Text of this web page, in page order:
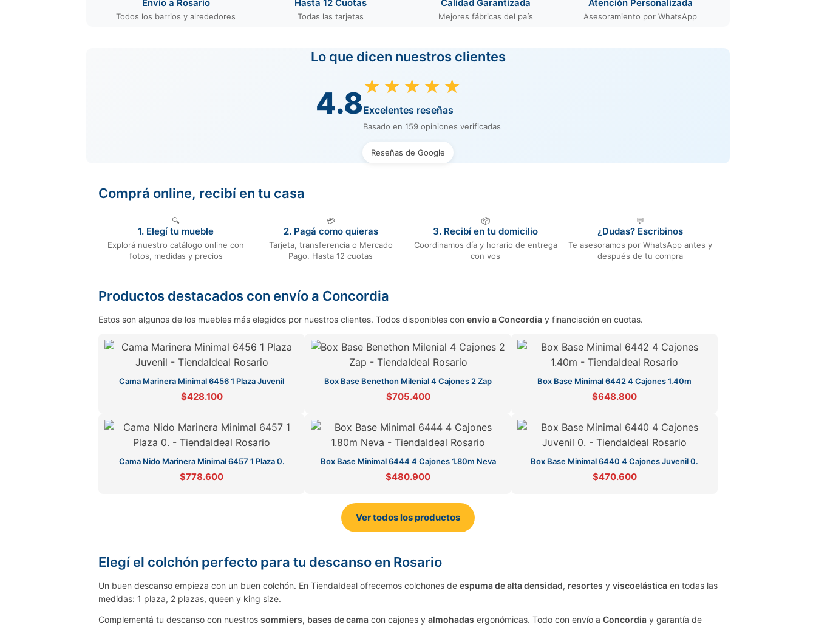
Envío a Rosario
Todos los barrios y alrededores
Hasta 12 Cuotas
Todas las tarjetas
Calidad Garantizada
Mejores fábricas del país
Atención Personalizada
Asesoramiento por WhatsApp
Lo que dicen nuestros clientes
4.8★★★★★
Excelentes reseñas
Basado en 159 opiniones verificadas
Reseñas de Google
Comprá online, recibí en tu casa
🔍
1. Elegí tu mueble
Explorá nuestro catálogo online con
fotos, medidas y precios
💳
2. Pagá como quieras
Tarjeta, transferencia o Mercado
Pago. Hasta 12 cuotas
📦
3. Recibí en tu domicilio
Coordinamos día y horario de entrega
con vos
💬
¿Dudas? Escribinos
Te asesoramos por WhatsApp antes y
después de tu compra
Productos destacados con envío a Concordia
Estos son algunos de los muebles más elegidos por nuestros clientes. Todos disponibles con envío a Concordia y financiación en cuotas.
Cama Marinera Minimal 6456 1 Plaza Juvenil
$428.100
Box Base Benethon Milenial 4 Cajones 2 Zap
$705.400
Box Base Minimal 6442 4 Cajones 1.40m
$648.800
Cama Nido Marinera Minimal 6457 1 Plaza 0.
$778.600
Box Base Minimal 6444 4 Cajones 1.80m Neva
$480.900
Box Base Minimal 6440 4 Cajones Juvenil 0.
$470.600
Ver todos los productos
Elegí el colchón perfecto para tu descanso en Rosario
Un buen descanso empieza con un buen colchón. En TiendaIdeal ofrecemos colchones de espuma de alta densidad, resortes y viscoelástica en todas las
medidas: 1 plaza, 2 plazas, queen y king size.
Complementá tu descanso con nuestros sommiers, bases de cama con cajones y almohadas ergonómicas. Todo con envío a Concordia y garantía de